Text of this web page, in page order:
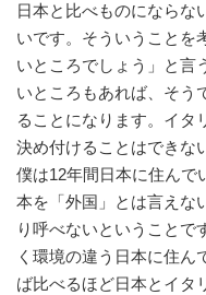
日本と比べものにならな
いです。そういうことを
いところでしょう」と言
いところもあれば、そう
ることになります。イタ
決め付けることはできな
僕は12年間日本に住んで
本を「外国」とは言えな
り呼べないということで
く環境の違う日本に住ん
ば比べるほど日本とイタ